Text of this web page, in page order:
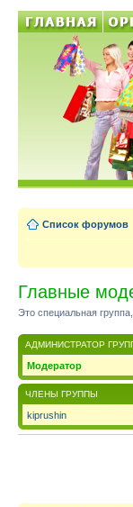
Список форумов
Главные
Это специальная
АДМИНИСТРАТОР
Модератор
ЧЛЕНЫ ГРУППЫ
kiprushin